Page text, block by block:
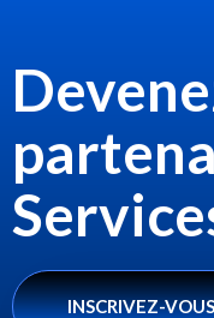
INSCRIVEZ-VOUS